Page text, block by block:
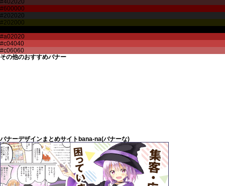
その他のおすすめバナー
バナーデザインまとめサイトbana-na(バナーな)